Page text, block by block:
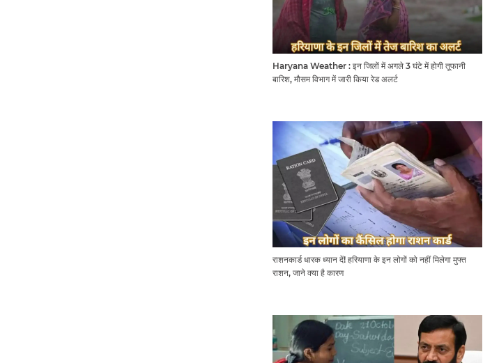
Haryana Weather : इन जिलों में अगले 3 घंटे में होगी तूफानी
बारिश, मौसम विभाग में जारी किया रेड अलर्ट
राशनकार्ड धारक ध्यान दें! हरियाणा के इन लोगों को नहीं मिलेगा मुफ्त
राशन, जाने क्या है कारण